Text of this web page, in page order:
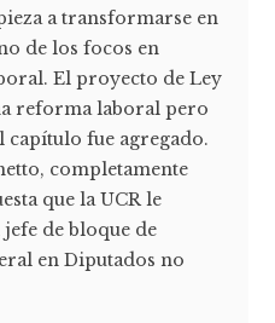
a transformarse en
de los focos en
El proyecto de Ley
reforma laboral pero
capítulo fue agregado.
completamente
que la UCR le
de bloque de
en Diputados no